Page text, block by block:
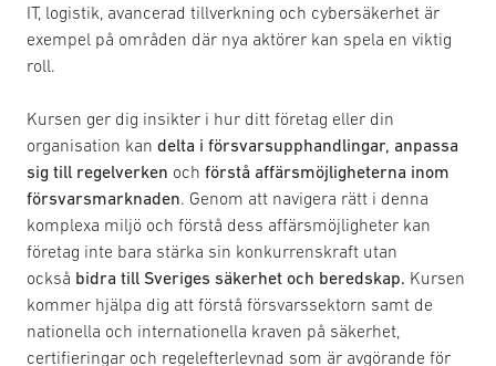
IT, logistik, avancerad tillverkning och cybersäkerhet är
exempel på områden där nya aktörer kan spela en viktig
roll.
Kursen ger dig insikter i hur ditt företag eller din
organisation kan delta i försvarsupphandlingar, anpassa
sig till regelverken och förstå affärsmöjligheterna inom
försvarsmarknaden. Genom att navigera rätt i denna
komplexa miljö och förstå dess affärsmöjligheter kan
företag inte bara stärka sin konkurrenskraft utan
också bidra till Sveriges säkerhet och beredskap. Kursen
kommer hjälpa dig att förstå försvarssektorn samt de
nationella och internationella kraven på säkerhet,
certifieringar och regelefterlevnad som är avgörande för